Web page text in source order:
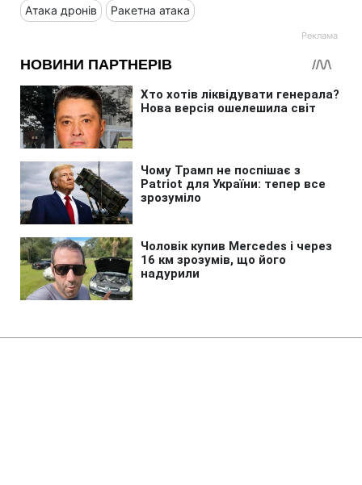
Атака дронів Ракетна атака